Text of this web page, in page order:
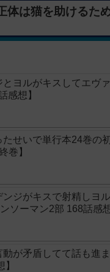
体は猫を助けるた
ヨルがキスしてエヴ
感想】
せいで単行本24巻の
巻】
ジがキスで射精しヨ
ソーマン2部 168話感想
が矛盾してて話も進